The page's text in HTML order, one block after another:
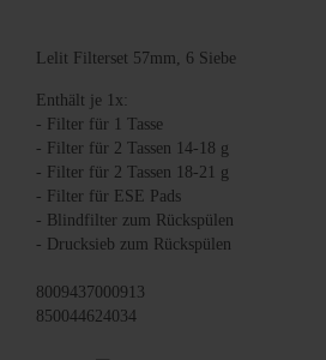
Lelit Filterset 57mm, 6 Siebe
Enthält je 1x:
- Filter für 1 Tasse
- Filter für 2 Tassen 14-18 g
- Filter für 2 Tassen 18-21 g
- Filter für ESE Pads
- Blindfilter zum Rückspülen
- Drucksieb zum Rückspülen
8009437000913
850044624034